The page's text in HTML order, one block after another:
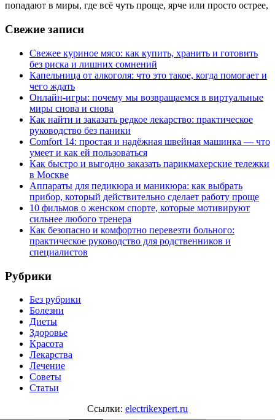
попадают в миры, где всё чуть проще, ярче или просто острее,
Свежие записи
Свежее куриное мясо: как купить, хранить и готовить
без риска и лишних сомнений
Капельница от алкоголя: что это такое, когда помогает и
чего ждать
Онлайн-игры: почему мы возвращаемся в виртуальные
миры снова и снова
Как найти и заказать редкое лекарство: практическое
руководство без паники
Comfort 14: простая и надёжная швейная машинка — что
умеет и как ей пользоваться
Как быстро и выгодно заказать парикмахерские тележки
в Москве
Аппараты для педикюра и маникюра: как выбрать
прибор, который действительно сделает работу проще
10 фильмов о женском спорте, которые мотивируют
сильнее любого тренера
Как безопасно и комфортно перевезти больного:
практическое руководство для родственников и
специалистов
Рубрики
Без рубрики
Болезни
Диеты
Здоровье
Красота
Лекарства
Лечение
Советы
Статьи
Ссылки: electrikexpert.ru